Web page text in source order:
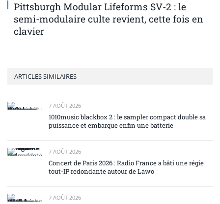
Pittsburgh Modular Lifeforms SV-2 : le
semi-modulaire culte revient, cette fois en
clavier
ARTICLES SIMILAIRES
7 AOÛT 2026
1010music blackbox 2 : le sampler compact double sa
puissance et embarque enfin une batterie
7 AOÛT 2026
Concert de Paris 2026 : Radio France a bâti une régie
tout-IP redondante autour de Lawo
7 AOÛT 2026